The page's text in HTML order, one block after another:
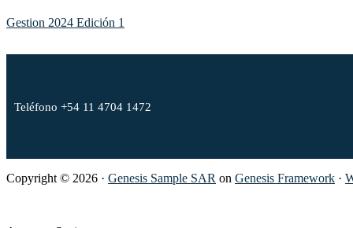
Gestion 2024 Edición 1
Teléfono +54 11 4704 1472
Copyright © 2026 · Genesis Sample SAR on Genesis Framework ·